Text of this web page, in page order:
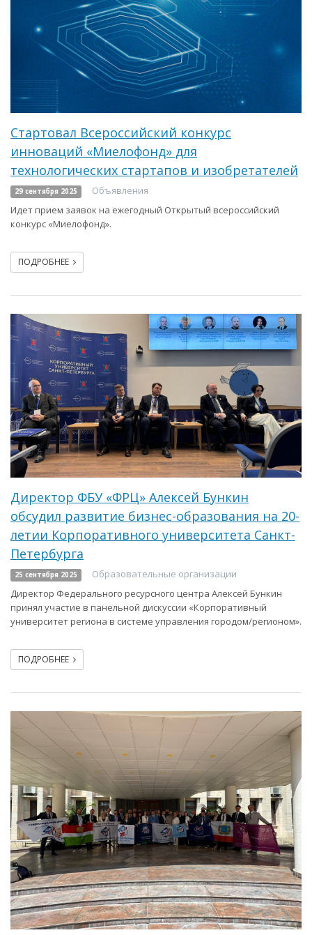
Стартовал Всероссийский конкурс
инноваций «Миелофонд» для
технологических стартапов и изобретателей
29 сентября 2025
Объявления
Идет прием заявок на ежегодный Открытый всероссийский
конкурс «Миелофонд».
ПОДРОБНЕЕ
Директор ФБУ «ФРЦ» Алексей Бункин
обсудил развитие бизнес-образования на 20-
летии Корпоративного университета Санкт-
Петербурга
25 сентября 2025
Образовательные организации
Директор Федерального ресурсного центра Алексей Бункин
принял участие в панельной дискуссии «Корпоративный
университет региона в системе управления городом/регионом».
ПОДРОБНЕЕ